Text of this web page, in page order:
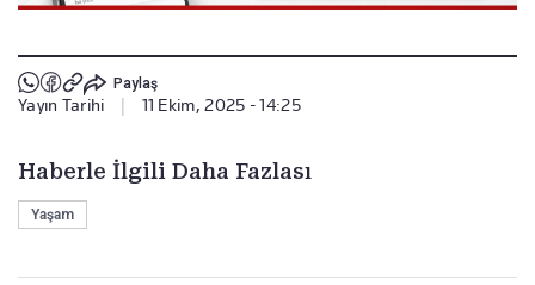
Paylaş
Yayın Tarihi | 11 Ekim, 2025 - 14:25
Haberle İlgili Daha Fazlası
Yaşam